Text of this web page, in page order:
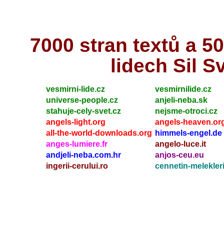
7000 stran textů a
lidech Sil
vesmirni-lide.cz
vesmirnilide.cz
universe-people.cz
anjeli-neba.sk
stahuje-cely-svet.cz
nejsme-otroci.cz
angels-light.org
angels-
all-the-world-downloads.org himmels-engel.de
anges-lumiere.fr
angelo-luce.it
andjeli-neba.com.hr
anjos-ceu.eu
ingerii-cerului.ro
cennetin-